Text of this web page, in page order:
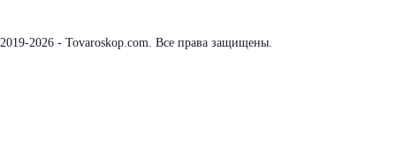
2019-2026 - Tovaroskop.com. Все права защищены.